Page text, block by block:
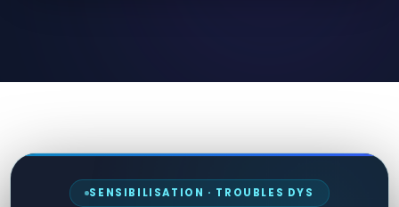
SENSIBILISATION · TROUBLES DYS